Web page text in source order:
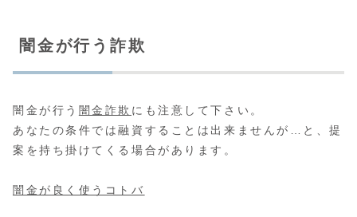
闇金が行う詐欺
闇金が行う 闇金詐欺 にも注意して下さい。
あなたの条件では融資することは出来ませんが…と、提
案を持ち掛けてくる場合があります。
闇金が良く使うコトバ